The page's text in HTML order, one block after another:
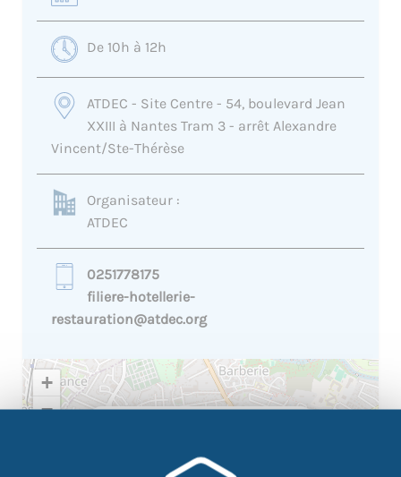
De 10h à 12h
ATDEC - Site Centre - 54, boulevard Jean
XXIII à Nantes Tram 3 - arrêt Alexandre
Vincent/Ste-Thérèse
Organisateur :
ATDEC
0251778175
filiere-hotellerie-
restauration@atdec.org
Tram 3 - arrêt Alexandre
Vincent/Ste-Thérèse
+
−